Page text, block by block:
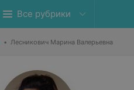
Все рубрики
• Лесникович Марина Валерьевна